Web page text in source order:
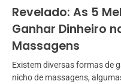
Revelado: As 5
Ganhar Dinheiro
Massagens
Existem diversas formas de
nicho de massagens,